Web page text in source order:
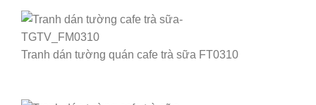
Tranh dán tường quán cafe trà sữa FT0310